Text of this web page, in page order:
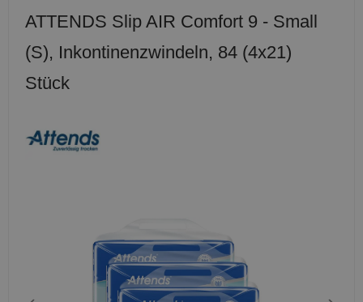
ATTENDS Slip AIR Comfort 9 - Small
(S), Inkontinenzwindeln, 84 (4x21)
Stück